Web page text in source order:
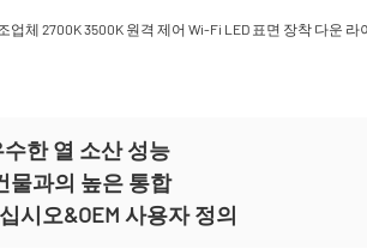
한 열 소산 성능
물과의 높은 통합
시오&OEM 사용자 정의